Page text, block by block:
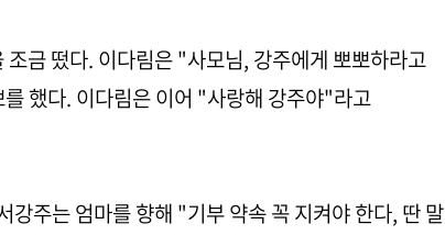
금 떴다. 이다림은 "사모님, 강주에게 뽀뽀하라고
했다. 이다림은 이어 "사랑해 강주야"라고
강주는 엄마를 향해 "기부 약속 꼭 지켜야 한다, 딴 말